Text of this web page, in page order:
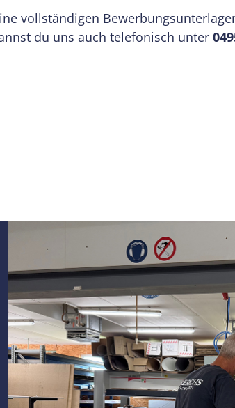
vollständigen
du uns auch telefonisch unter